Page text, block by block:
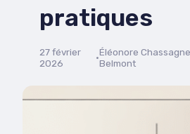
pratiques
27 février
2026
·Éléonore
Belmont